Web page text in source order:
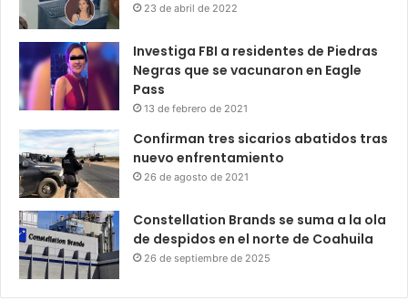
23 de abril de 2022
Investiga FBI a residentes de Piedras
Negras que se vacunaron en Eagle
Pass
13 de febrero de 2021
Confirman tres sicarios abatidos tras
nuevo enfrentamiento
26 de agosto de 2021
Constellation Brands se suma a la ola
de despidos en el norte de Coahuila
26 de septiembre de 2025